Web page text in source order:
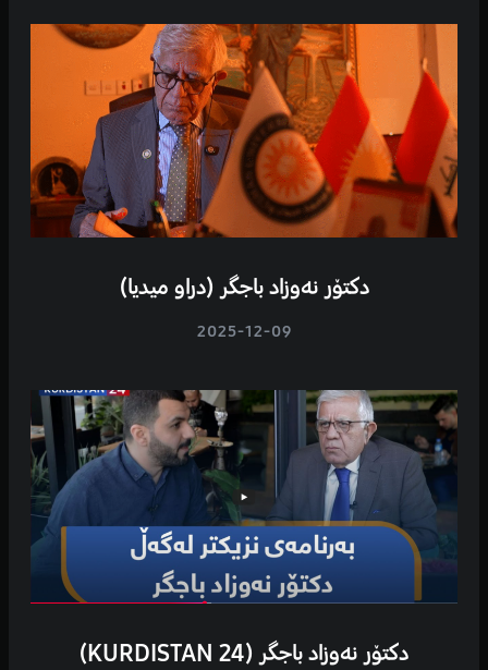
دکتۆر نەوزاد باجگر (دراو میدیا)
2025-12-09
دکتۆر نەوزاد باجگر (KURDISTAN 24)